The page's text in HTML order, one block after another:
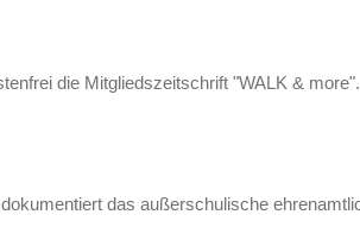
die Mitgliedszeitschrift "WALK &
das außerschulische